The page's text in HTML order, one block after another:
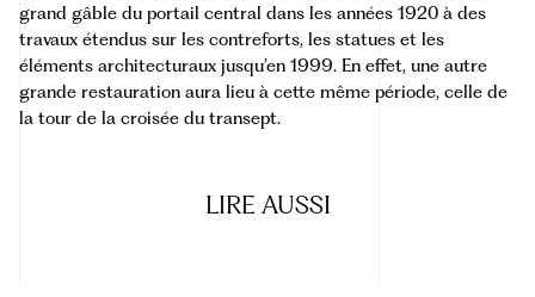
grand gâble du portail central dans les années 1920 à des
travaux étendus sur les contreforts, les statues et les
éléments architecturaux jusqu’en 1999. En effet, une autre
grande restauration aura lieu à cette même période, celle de
la tour de la croisée du transept.
LIRE AUSSI